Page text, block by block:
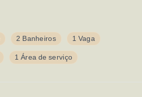
2 Banheiros 1 Vaga
1 Área de serviço